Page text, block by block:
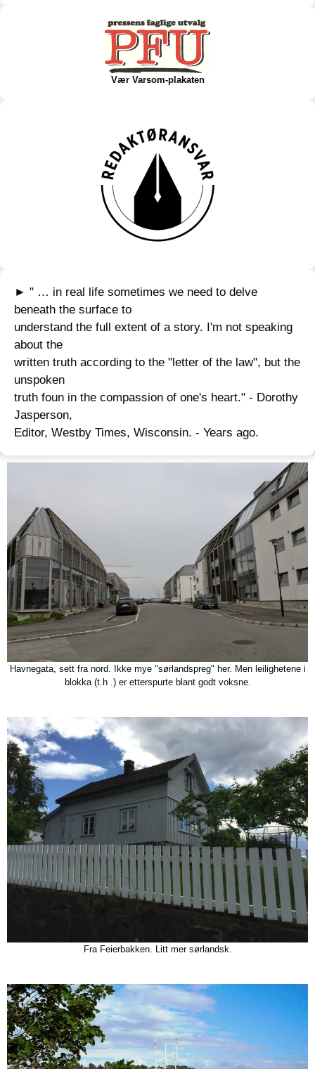
Vær Varsom-plakaten
► " … in real life sometimes we need to delve
beneath the surface to
understand the full extent of a story. I'm not speaking
about the
written truth according to the "letter of the law", but the
unspoken
truth foun in the compassion of one's heart." - Dorothy
Jasperson,
Editor, Westby Times, Wisconsin. - Years ago.
Havnegata, sett fra nord. Ikke mye "sørlandspreg" her. Men leilighetene i
blokka (t.h .) er etterspurte blant godt voksne.
Fra Feierbakken. Litt mer sørlandsk.